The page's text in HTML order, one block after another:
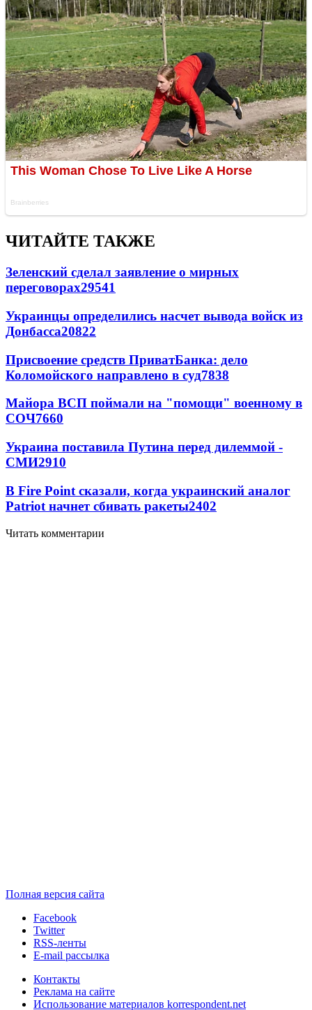
ЧИТАЙТЕ ТАКЖЕ
Зеленский сделал заявление о мирных
переговорах29541
Украинцы определились насчет вывода войск из
Донбасса20822
Присвоение средств ПриватБанка: дело
Коломойского направлено в суд7838
Майора ВСП поймали на "помощи" военному в
СОЧ7660
Украина поставила Путина перед дилеммой -
СМИ2910
В Fire Point сказали, когда украинский аналог
Patriot начнет сбивать ракеты2402
Читать комментарии
Полная версия сайта
Facebook
Twitter
RSS-ленты
E-mail рассылка
Контакты
Реклама на сайте
Использование материалов korrespondent.net